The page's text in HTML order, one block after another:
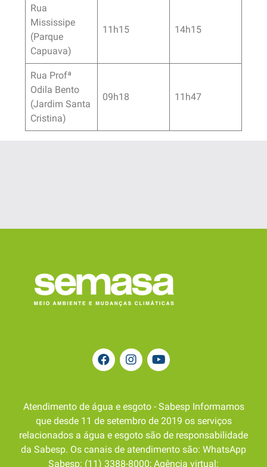
Rua
Mississipe
(Parque
Capuava)
11h15 14h15
Rua Profª
Odila Bento
(Jardim Santa
Cristina)
09h18 11h47
Atendimento de água e esgoto - Sabesp Informamos
que desde 11 de setembro de 2019 os serviços
relacionados a água e esgoto são de responsabilidade
da Sabesp. Os canais de atendimento são: WhatsApp
Sabesp: (11) 3388-8000; Agência virtual: